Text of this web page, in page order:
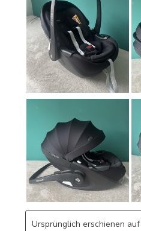
Ursprünglich erschienen auf